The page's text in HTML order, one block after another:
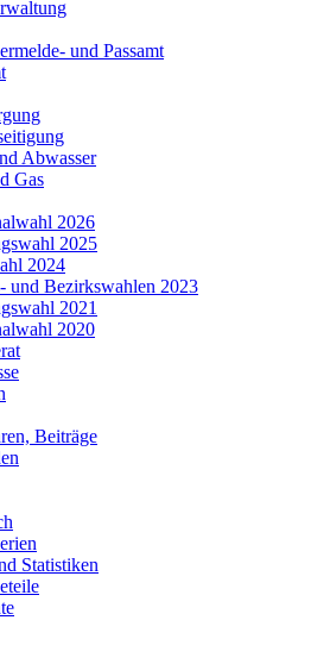
und Passamt
Abwasser
Gas
2026
2025
2024
und Bezirkswahlen 2023
2021
2020
Beiträge
Statistiken